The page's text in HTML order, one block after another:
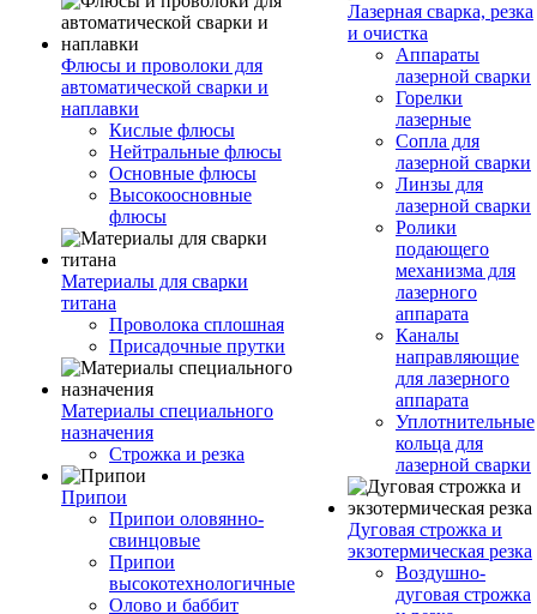
Флюсы и проволоки для
автоматической сварки и
наплавки
Кислые флюсы
Нейтральные флюсы
Основные флюсы
Высокоосновные
флюсы
Материалы для сварки
титана
Проволока сплошная
Присадочные прутки
Материалы специального
назначения
Строжка и резка
Припои
Припои оловянно-
свинцовые
Припои
высокотехнологичные
Олово и баббит
Лазерная сварка, резка
и очистка
Аппараты
лазерной сварки
Горелки
лазерные
Сопла для
лазерной сварки
Линзы для
лазерной сварки
Ролики
подающего
механизма для
лазерного
аппарата
Каналы
направляющие
для лазерного
аппарата
Уплотнительные
кольца для
лазерной сварки
Дуговая строжка и
экзотермическая резка
Воздушно-
дуговая строжка